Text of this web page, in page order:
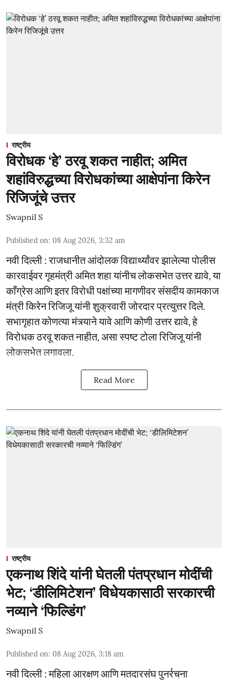
राष्ट्रीय
विरोधक ‘हे’ ठरवू शकत नाहीत; अमित
शहांविरुद्धच्या विरोधकांच्या आक्षेपांना किरेन
रिजिजूंचे उत्तर
Swapnil S
Published on: 08 Aug 2026, 3:32 am
नवी दिल्ली : राजधानीत आंदोलक विद्यार्थ्यांवर झालेल्या पोलीस
कारवाईवर गृहमंत्री अमित शहा यांनीच लोकसभेत उत्तर द्यावे, या
काँग्रेस आणि इतर विरोधी पक्षांच्या मागणीवर संसदीय कामकाज
मंत्री किरेन रिजिजू यांनी शुक्रवारी जोरदार प्रत्युत्तर दिले.
सभागृहात कोणत्या मंत्र्याने यावे आणि कोणी उत्तर द्यावे, हे
विरोधक ठरवू शकत नाहीत, असा स्पष्ट टोला रिजिजू यांनी
लोकसभेत लगावला.
Read More
राष्ट्रीय
एकनाथ शिंदे यांनी घेतली पंतप्रधान मोदींची
भेट; ‘डीलिमिटेशन’ विधेयकासाठी सरकारची
नव्याने ‘फिल्डिंग’
Swapnil S
Published on: 08 Aug 2026, 3:18 am
नवी दिल्ली : महिला आरक्षण आणि मतदारसंघ पुनर्रचना